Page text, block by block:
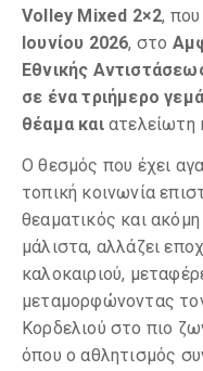
Volley Mixed 2×2, που
Ιουνίου 2026, στο
Εθνικής
σε ένα τριήμερο
θέαμα καιατελείωτη
Ο θεσμός που έχει
τοπική κοινωνία
θεαματικός και
μάλιστα, αλλάζει
καλοκαιριού,
μεταμορφώνοντας
Κορδελιού στο πιο
όπου ο αθλητισμός